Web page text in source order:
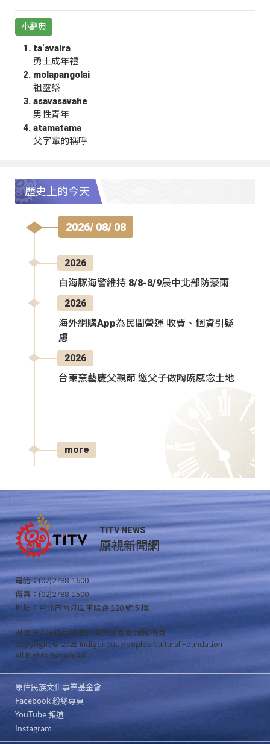
小辭典
ta‘avalra
勇士成年禮
molapangolai
祖靈祭
asavasavahe
男性青年
atamatama
父字輩的稱呼
歷史上的今天
2026/ 08/ 08
2026
白海豚海警維持 8/8-8/9晨中北部防豪雨
2026
海外網購App為民間營運 收費、個資引疑
慮
2026
台東窯藝慶父親節 邀父子做陶碗感念土地
more
TITV NEWS
原視新聞網
電話：(02)2788-1600
傳真：(02)2788-1500
地址：台北市南港區重陽路 120 號 5 樓
財團法人原住民族文化事業基金會 版權所有
Copyright © 2021 Indigenous Peoples Cultural Foundation
All Rights Reserved .
原住民族文化事業基金會
Facebook 粉絲專頁
YouTube 頻道
Instagram